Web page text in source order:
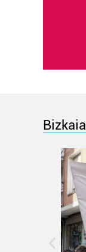
Bizkaia